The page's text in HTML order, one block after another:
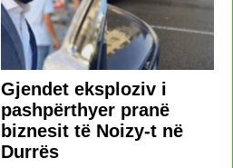
Gjendet eksploziv i
pashpërthyer pranë
biznesit të Noizy-t në
Durrës